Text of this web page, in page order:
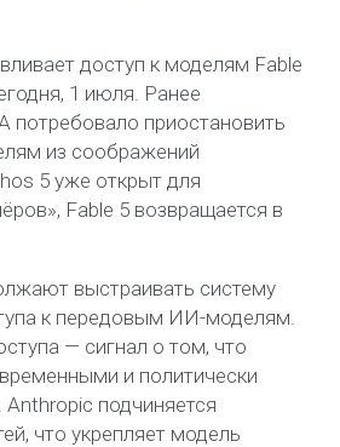
доступ к моделям Fable
1 июля. Ранее
потребовало приостановить
из соображений
5 уже открыт для
Fable 5 возвращается в
выстраивать систему
к передовым ИИ-моделям.
— сигнал о том, что
и политически
подчиняется
что укрепляет модель